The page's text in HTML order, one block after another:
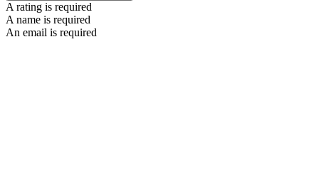
A rating is required
A name is required
An email is required